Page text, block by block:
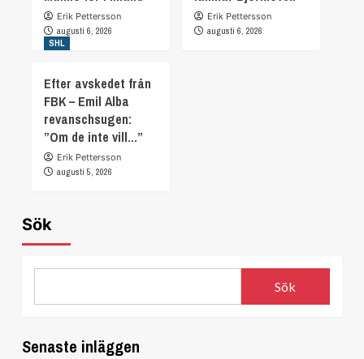
Erik Pettersson
augusti 6, 2026
Erik Pettersson
augusti 6, 2026
SHL
Efter avskedet från
FBK – Emil Alba
revanschsugen:
”Om de inte vill…”
Erik Pettersson
augusti 5, 2026
Sök
Sök
Senaste inläggen